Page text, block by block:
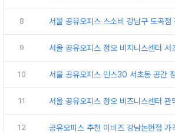
8 서울 공유오피스 스소비 강남구 도곡점
9 서울 공유오피스 정오 비지니스센터 서
10 서울 공유오피스 인스30 서초동 공간
11 서울 공유오피스 정오 비즈니스센터 관
12 공유오피스 추천 이비즈 강남논현점 가